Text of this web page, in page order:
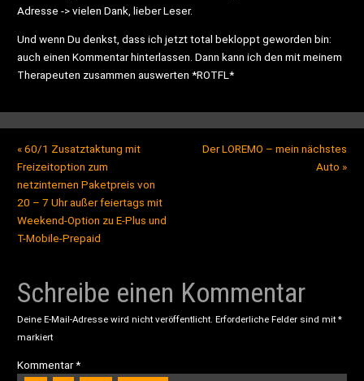
Adresse -> vielen Dank, lieber Leser.
Und wenn Du denkst, dass ich jetzt total bekloppt geworden bin:
auch einen Kommentar hinterlassen. Dann kann ich den mit meinem
Therapeuten zusammen auswerten *ROTFL*
«60/1 Zusatztaktung mit
Freizeitoption zum
netzinternen Paketpreis von
20 – 7 Uhr außer feiertags mit
Weekend-Option zu E-Plus und
T-Mobile-Prepaid
Der LOREMO – mein nächstes
Auto »
Schreibe einen Kommentar
Deine E-Mail-Adresse wird nicht veröffentlicht. Erforderliche Felder sind mit*
markiert
Kommentar*